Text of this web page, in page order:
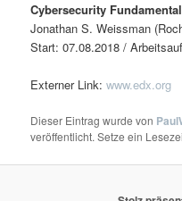
Cybersecurity
Jonathan S. Weissman
Start: 07.08.2018 /
Externer Link:www.edx.org
Dieser Eintrag wurde von
veröffentlicht. Setze ein